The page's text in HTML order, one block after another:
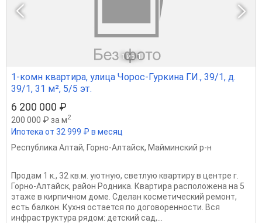
1 из 1
1-комн квартира, улица Чорос-Гуркина Г.И., 39/1, д.
39/1, 31 м², 5/5 эт.
6 200 000 ₽
200 000 ₽ за м2
Ипотека от 32 999 ₽ в месяц
Республика Алтай, Горно-Алтайск, Майминский р-н
Продам 1 к., 32 кв.м. уютную, светлую квартиру в центре г.
Горно-Алтайск, район Родника. Квартира расположена на 5
этаже в кирпичном доме. Сделан косметический ремонт,
есть балкон. Кухня остается по договоренности. Вся
инфраструктура рядом: детский сад,...